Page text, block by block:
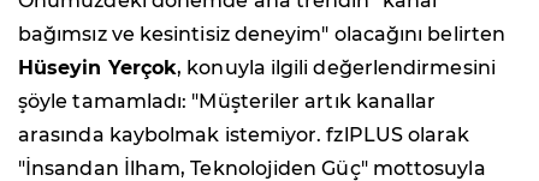
bağımsız ve kesintisiz deneyim" olacağını belirten
Hüseyin Yerçok, konuyla ilgili değerlendirmesini
şöyle tamamladı: "Müşteriler artık kanallar
arasında kaybolmak istemiyor. fzlPLUS olarak
"İnsandan İlham, Teknolojiden Güç" mottosuyla